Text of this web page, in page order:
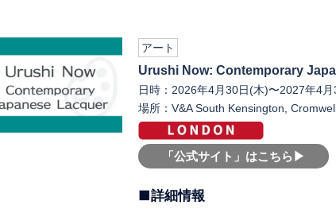
アート
Urushi Now: Contemporary
日時：2026年4月30日(木)〜2027年4
場所：V&A South Kensington,
「公式サイト」はこちら▶︎
■詳細情報